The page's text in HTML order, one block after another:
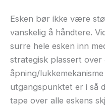
Esken bør ikke være
vanskelig å håndtere.
surre hele esken inn
strategisk plassert over
åpning/
utgangspunktet er i så
tape over alle eskens